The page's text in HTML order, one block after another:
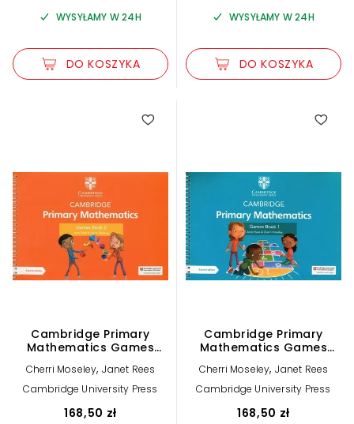
WYSYŁAMY W 24H
DO KOSZYKA
WYSYŁAMY W 24H
DO KOSZYKA
Cambridge Primary
Mathematics Games
Cherri Moseley,Janet Rees
Cambridge University Press
168,50 zł
Cambridge Primary
Mathematics Games
Cherri Moseley,Janet Rees
Cambridge University Press
168,50 zł